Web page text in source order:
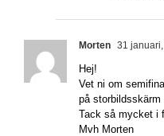
Morten 31
Hej!
Vet ni om
på
Tack så mycket i
Mvh Morten